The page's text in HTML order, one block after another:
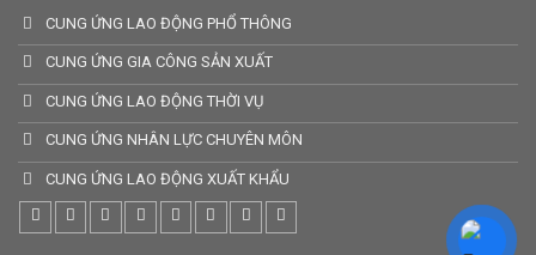
CUNG ỨNG LAO ĐỘNG PHỔ THÔNG
CUNG ỨNG GIA CÔNG SẢN XUẤT
CUNG ỨNG LAO ĐỘNG THỜI VỤ
CUNG ỨNG NHÂN LỰC CHUYÊN MÔN
CUNG ỨNG LAO ĐỘNG XUẤT KHẨU